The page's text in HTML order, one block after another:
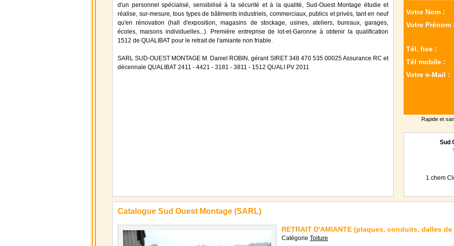
d'un personnel spécialisé, sensibilisé à la sécurité et à la qualité, Sud-Ouest Montage étudie et
réalise, sur-mesure, tous types de bâtiments industriels, commerciaux, publics et privés, tant en neuf
qu'en rénovation (hall d'exposition, magasins de stockage, usines, ateliers, bureaux, garages,
écoles, maisons individuelles...). Première entreprise de lot-et-Garonne à obtenir la qualification
1512 de QUALIBAT pour le retrait de l'amiante non friable.
SARL SUD-OUEST MONTAGE M. Daniel ROBIN, gérant SIRET 348 470 535 00025 Assurance RC et
décennale QUALIBAT 2411 - 4421 - 3181 - 3811 - 1512 QUALI PV 2011
Votre Nom :
Votre Prénom
Tél. fixe :
Tél mobile :
Votre e-Mail :
Rapide et
Sud
1 chem
Catalogue Sud Ouest Montage (SARL)
RETRAIT D'AMIANTE (plaques, conduits, dalles
Catégorie Toiture